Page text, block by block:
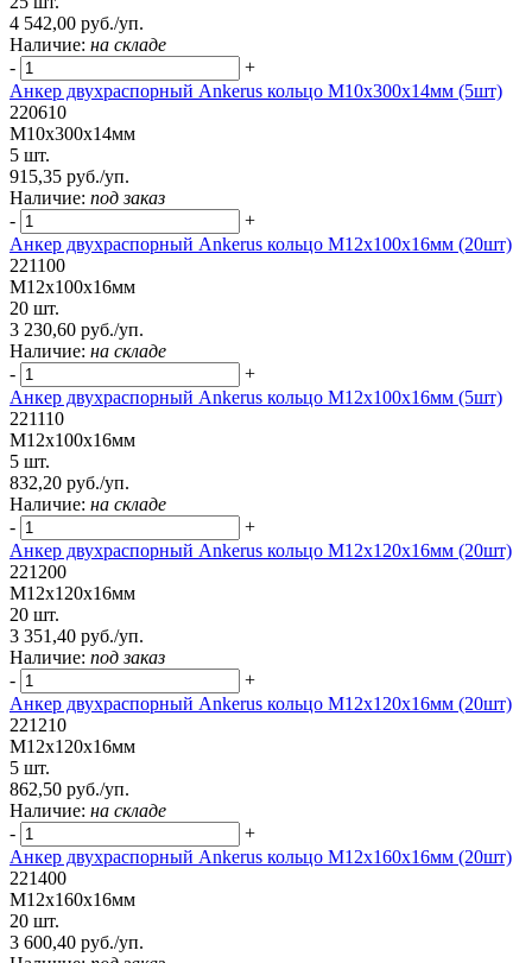
4 542,00 руб./уп.
Наличие: на складе
-
+
Анкер двухраспорный Ankerus кольцо М10х300х14мм (5шт)
220610
М10х300х14мм
5 шт.
915,35 руб./уп.
Наличие: под заказ
-
+
Анкер двухраспорный Ankerus кольцо М12х100х16мм (20шт)
221100
М12х100х16мм
20 шт.
3 230,60 руб./уп.
Наличие: на складе
-
+
Анкер двухраспорный Ankerus кольцо М12х100х16мм (5шт)
221110
М12х100х16мм
5 шт.
832,20 руб./уп.
Наличие: на складе
-
+
Анкер двухраспорный Ankerus кольцо М12х120х16мм (20шт)
221200
М12х120х16мм
20 шт.
3 351,40 руб./уп.
Наличие: под заказ
-
+
Анкер двухраспорный Ankerus кольцо М12х120х16мм (20шт)
221210
М12х120х16мм
5 шт.
862,50 руб./уп.
Наличие: на складе
-
+
Анкер двухраспорный Ankerus кольцо М12х160х16мм (20шт)
221400
М12х160х16мм
20 шт.
3 600,40 руб./уп.